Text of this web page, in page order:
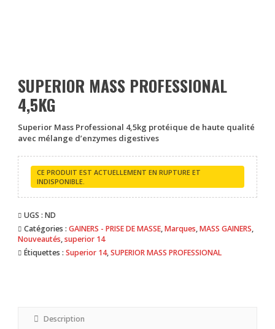
SUPERIOR MASS PROFESSIONAL
4,5KG
Superior Mass Professional 4,5kg protéique de haute qualité
avec mélange d’enzymes digestives
CE PRODUIT EST ACTUELLEMENT EN RUPTURE ET
INDISPONIBLE.
UGS :ND
Catégories :GAINERS - PRISE DE MASSE,Marques,MASS GAINERS,
Nouveautés,superior 14
Étiquettes :Superior 14,SUPERIOR MASS PROFESSIONAL
Description